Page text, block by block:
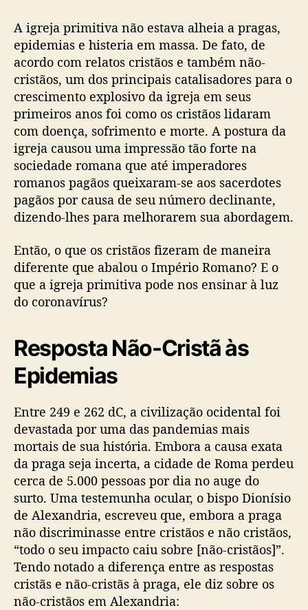
a
r
s
b
r
e
o
c
o
r
o
a
í
r
u
A igreja primitiva não estava alheia a pragas,
epidemias e histeria em massa. De fato, de
acordo com relatos cristãos e também não-
cristãos, um dos principais catalisadores para o
crescimento explosivo da igreja em seus
primeiros anos foi como os cristãos lidaram
com doença, sofrimento e morte. A postura da
igreja causou uma impressão tão forte na
sociedade romana que até imperadores
romanos pagãos queixaram-se aos sacerdotes
pagãos por causa de seu número declinante,
dizendo-lhes para melhorarem sua abordagem.
Então, o que os cristãos fizeram de maneira
diferente que abalou o Império Romano? E o
que a igreja primitiva pode nos ensinar à luz
do coronavírus?
Resposta Não-Cristã às
Epidemias
Entre 249 e 262 dC, a civilização ocidental foi
devastada por uma das pandemias mais
mortais de sua história. Embora a causa exata
da praga seja incerta, a cidade de Roma perdeu
cerca de 5.000 pessoas por dia no auge do
surto. Uma testemunha ocular, o bispo Dionísio
de Alexandria, escreveu que, embora a praga
não discriminasse entre cristãos e não cristãos,
“todo o seu impacto caiu sobre [não-cristãos]”.
Tendo notado a diferença entre as respostas
cristãs e não-cristãs à praga, ele diz sobre os
não-cristãos em Alexandria: